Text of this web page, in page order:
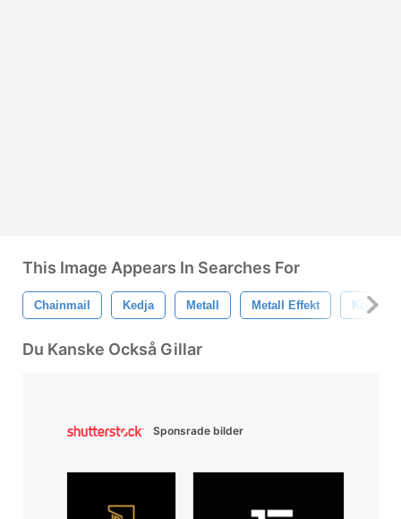
This Image Appears In Searches For
Chainmail Kedja Metall Metall Effekt
Du Kanske Också Gillar
Sponsrade bilder